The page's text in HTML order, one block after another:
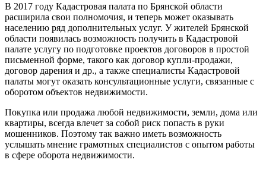
В 2017 году Кадастровая палата по Брянской области
расширила свои полномочия, и теперь может оказывать
населению ряд дополнительных услуг. У жителей Брянской
области появилась возможность получить в Кадастровой
палате услугу по подготовке проектов договоров в простой
письменной форме, такого как договор купли-продажи,
договор дарения и др., а также специалисты Кадастровой
палаты могут оказать консультационные услуги, связанные с
оборотом объектов недвижимости.
Покупка или продажа любой недвижимости, земли, дома или
квартиры, всегда влечет за собой риск попасть в руки
мошенников. Поэтому так важно иметь возможность
услышать мнение грамотных специалистов с опытом работы
в сфере оборота недвижимости.